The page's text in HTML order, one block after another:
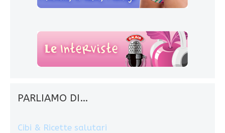
PARLIAMO DI…
Cibi & Ricette salutari